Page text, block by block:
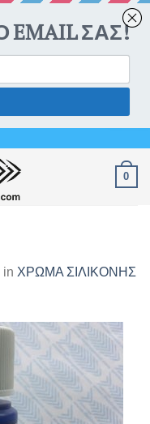
0
in ΧΡΩΜΑ ΣΙΛΙΚΟΝΗΣ